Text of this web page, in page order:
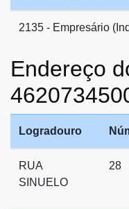
2135 - Empresário
Endereço
Logradouro
RUA
SINUELO
28